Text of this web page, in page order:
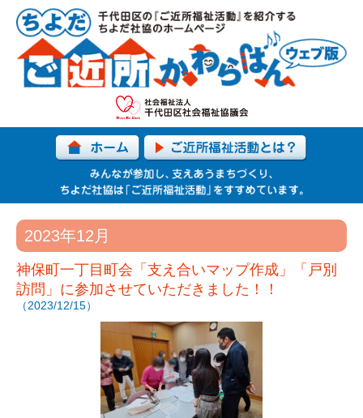
2023年12月
神保町一丁目町会「支え合いマップ作成」「戸別
訪問」に参加させていただきました！！
（2023/12/15）